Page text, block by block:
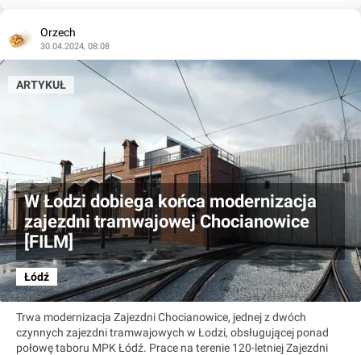
Orzech
30.04.2024, 08:08
W Łodzi dobiega końca modernizacja
zajezdni tramwajowej Chocianowice
[FILM]
Łódź
ARTYKUŁ
Trwa modernizacja Zajezdni Chocianowice, jednej z dwóch
czynnych zajezdni tramwajowych w Łodzi, obsługującej ponad
połowę taboru MPK Łódź. Prace na terenie 120-letniej Zajezdni